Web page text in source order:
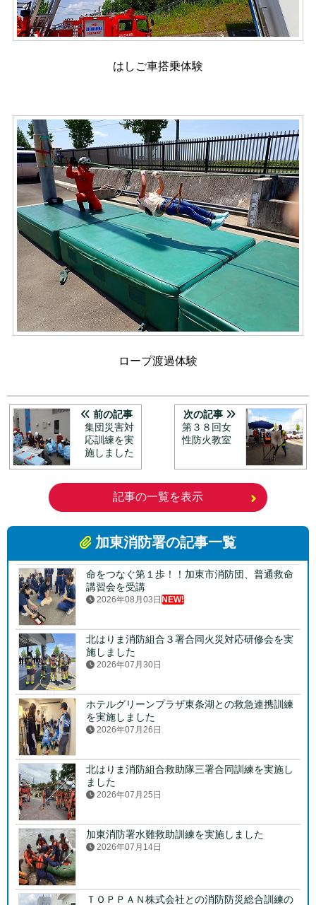
はしご車搭乗体験
ロープ渡過体験
前の記事
集団災害対
応訓練を実
施しました
次の記事
第３８回女
性防火教室
記事の一覧を表示
加東消防署の記事一覧
命をつなぐ第１歩！！加東市消防団、普通救命
講習会を受講
2026年08月03日 NEW!
北はりま消防組合３署合同火災対応研修会を実
施しました
2026年07月30日
ホテルグリーンプラザ東条湖との救急連携訓練
を実施しました
2026年07月26日
北はりま消防組合救助隊三署合同訓練を実施し
ました
2026年07月25日
加東消防署水難救助訓練を実施しました
2026年07月14日
ＴＯＰＰＡＮ株式会社との消防防災総合訓練の